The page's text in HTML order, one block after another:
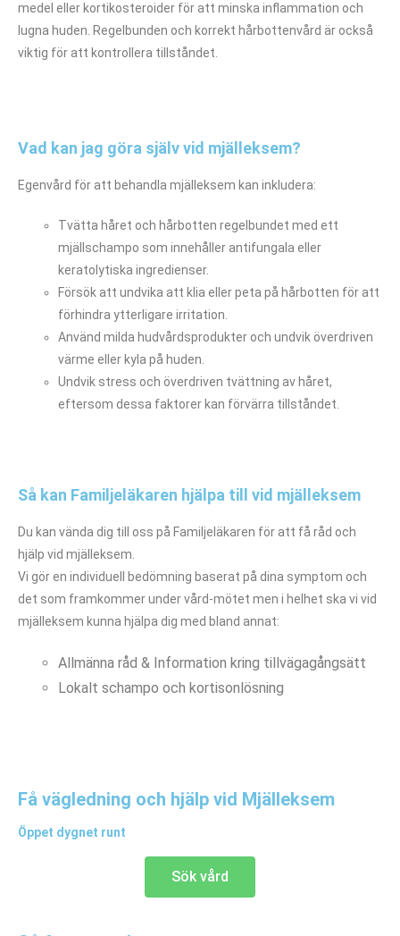
medel eller kortikosteroider för att minska inflammation och
lugna huden. Regelbunden och korrekt hårbottenvård är också
viktig för att kontrollera tillståndet.
Vad kan jag göra själv vid mjälleksem?
Egenvård för att behandla mjälleksem kan inkludera:
Tvätta håret och hårbotten regelbundet med ett
mjällschampo som innehåller antifungala eller
keratolytiska ingredienser.
Försök att undvika att klia eller peta på hårbotten för att
förhindra ytterligare irritation.
Använd milda hudvårdsprodukter och undvik överdriven
värme eller kyla på huden.
Undvik stress och överdriven tvättning av håret,
eftersom dessa faktorer kan förvärra tillståndet.
Så kan Familjeläkaren hjälpa till vid mjälleksem
Du kan vända dig till oss på Familjeläkaren för att få råd och
hjälp vid mjälleksem.
Vi gör en individuell bedömning baserat på dina symptom och
det som framkommer under vård-mötet men i helhet ska vi vid
mjälleksem kunna hjälpa dig med bland annat:
Allmänna råd & Information kring tillvägagångsätt
Lokalt schampo och kortisonlösning
Få vägledning och hjälp vid Mjälleksem
Öppet dygnet runt
Sök vård